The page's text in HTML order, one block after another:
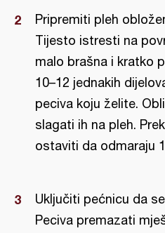
Pripremiti pleh
Tijesto istresti na
malo brašna i kratko
10–12 jednakih
peciva koju želite.
slagati ih na pleh.
ostaviti da odmaraju
Uključiti pećnicu da
Peciva premazati